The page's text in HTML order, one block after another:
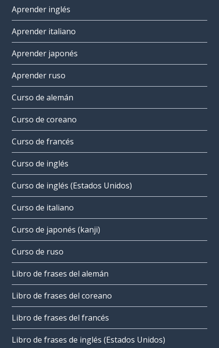
Aprender inglés
Aprender italiano
Aprender japonés
Aprender ruso
Curso de alemán
Curso de coreano
Curso de francés
Curso de inglés
Curso de inglés (Estados Unidos)
Curso de italiano
Curso de japonés (kanji)
Curso de ruso
Libro de frases del alemán
Libro de frases del coreano
Libro de frases del francés
Libro de frases de inglés (Estados Unidos)